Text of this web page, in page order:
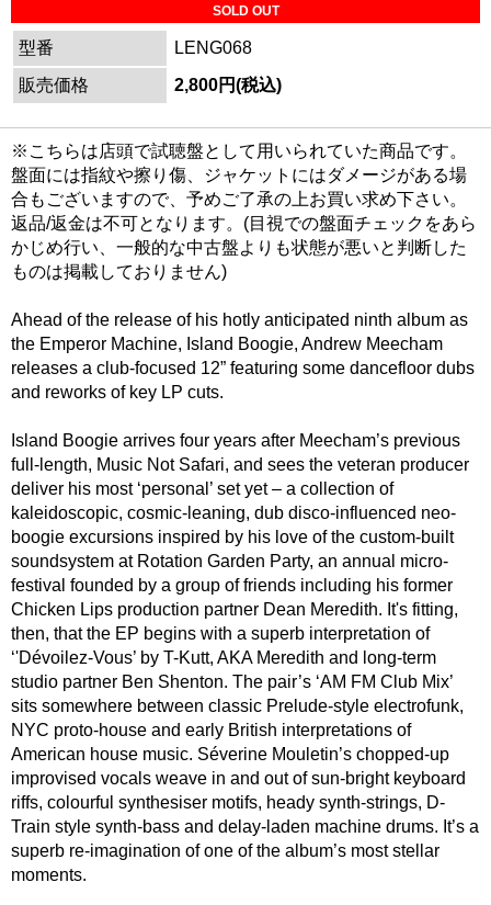
SOLD OUT
型番
LENG068
販売価格
2,800円(税込)
※こちらは店頭で試聴盤として用いられていた商品です。
盤面には指紋や擦り傷、ジャケットにはダメージがある場
合もございますので、予めご了承の上お買い求め下さい。
返品/返金は不可となります。(目視での盤面チェックをあら
かじめ行い、一般的な中古盤よりも状態が悪いと判断した
ものは掲載しておりません)
Ahead of the release of his hotly anticipated ninth album as
the Emperor Machine, Island Boogie, Andrew Meecham
releases a club-focused 12” featuring some dancefloor dubs
and reworks of key LP cuts.
Island Boogie arrives four years after Meecham’s previous
full-length, Music Not Safari, and sees the veteran producer
deliver his most ‘personal’ set yet – a collection of
kaleidoscopic, cosmic-leaning, dub disco-influenced neo-
boogie excursions inspired by his love of the custom-built
soundsystem at Rotation Garden Party, an annual micro-
festival founded by a group of friends including his former
Chicken Lips production partner Dean Meredith. It's fitting,
then, that the EP begins with a superb interpretation of
‘'Dévoilez-Vous’ by T-Kutt, AKA Meredith and long-term
studio partner Ben Shenton. The pair’s ‘AM FM Club Mix’
sits somewhere between classic Prelude-style electrofunk,
NYC proto-house and early British interpretations of
American house music. Séverine Mouletin’s chopped-up
improvised vocals weave in and out of sun-bright keyboard
riffs, colourful synthesiser motifs, heady synth-strings, D-
Train style synth-bass and delay-laden machine drums. It’s a
superb re-imagination of one of the album’s most stellar
moments.